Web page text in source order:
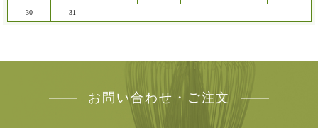
30 31
お問い合わせ・ご注文